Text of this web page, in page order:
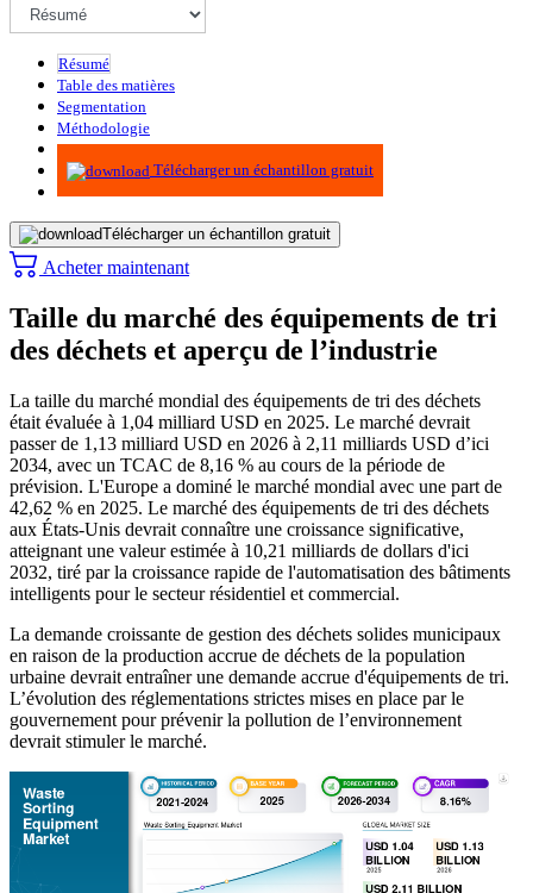
Résumé
Table des matières
Segmentation
Méthodologie
Infographie
Télécharger un échantillon gratuit
Télécharger un échantillon gratuit
Acheter maintenant
Taille du marché des équipements de tri
des déchets et aperçu de l’industrie
La taille du marché mondial des équipements de tri des déchets
était évaluée à 1,04 milliard USD en 2025. Le marché devrait
passer de 1,13 milliard USD en 2026 à 2,11 milliards USD d’ici
2034, avec un TCAC de 8,16 % au cours de la période de
prévision. L'Europe a dominé le marché mondial avec une part de
42,62 % en 2025. Le marché des équipements de tri des déchets
aux États-Unis devrait connaître une croissance significative,
atteignant une valeur estimée à 10,21 milliards de dollars d'ici
2032, tiré par la croissance rapide de l'automatisation des bâtiments
intelligents pour le secteur résidentiel et commercial.
La demande croissante de gestion des déchets solides municipaux
en raison de la production accrue de déchets de la population
urbaine devrait entraîner une demande accrue d'équipements de tri.
L’évolution des réglementations strictes mises en place par le
gouvernement pour prévenir la pollution de l’environnement
devrait stimuler le marché.